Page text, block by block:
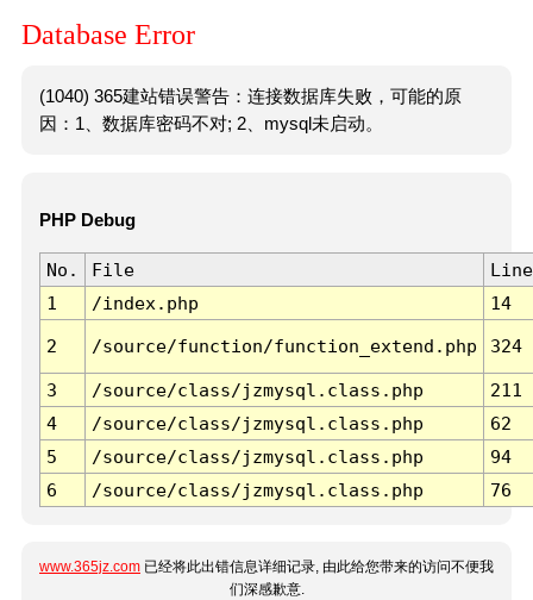
Database Error
(1040) 365建站错误警告：连接数据库失败，可能的原
因：1、数据库密码不对; 2、mysql未启动。
PHP Debug
No. File
Line
1
/index.php 14
2 /source/function/function_extend.php 324
3 /source/class/jzmysql.class.php
211
4
/source/class/jzmysql.class.php
62
5
/source/class/jzmysql.class.php
94
6
/source/class/jzmysql.class.php 76
www.365jz.com 已经将此出错信息详细记录, 由此给您带来的访问不便我
们深感歉意.